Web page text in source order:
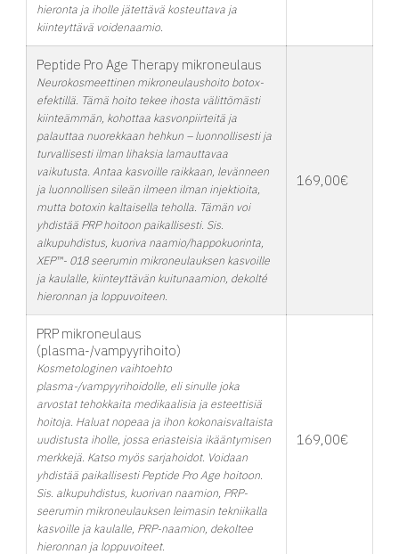
hieronta ja iholle jätettävä kosteuttava ja
kiinteyttävä voidenaamio.
Peptide Pro Age Therapy mikroneulaus
Neurokosmeettinen mikroneulaushoito botox-
efektillä. Tämä hoito tekee ihosta välittömästi
kiinteämmän, kohottaa kasvonpiirteitä ja
palauttaa nuorekkaan hehkun – luonnollisesti ja
turvallisesti ilman lihaksia lamauttavaa
vaikutusta. Antaa kasvoille raikkaan, levänneen
ja luonnollisen sileän ilmeen ilman injektioita,
mutta botoxin kaltaisella teholla. Tämän voi
yhdistää PRP hoitoon paikallisesti. Sis.
alkupuhdistus, kuoriva naamio/happokuorinta,
XEP™- 018 seerumin mikroneulauksen kasvoille
ja kaulalle, kiinteyttävän kuitunaamion, dekolté
hieronnan ja loppuvoiteen.
169,00€
PRP mikroneulaus
(plasma-/vampyyrihoito)
Kosmetologinen vaihtoehto
plasma-/vampyyrihoidolle, eli sinulle joka
arvostat tehokkaita medikaalisia ja esteettisiä
hoitoja. Haluat nopeaa ja ihon kokonaisvaltaista
uudistusta iholle, jossa eriasteisia ikääntymisen
merkkejä. Katso myös sarjahoidot. Voidaan
yhdistää paikallisesti Peptide Pro Age hoitoon.
Sis. alkupuhdistus, kuorivan naamion, PRP-
seerumin mikroneulauksen leimasin tekniikalla
kasvoille ja kaulalle, PRP-naamion, dekoltee
hieronnan ja loppuvoiteet.
169,00€